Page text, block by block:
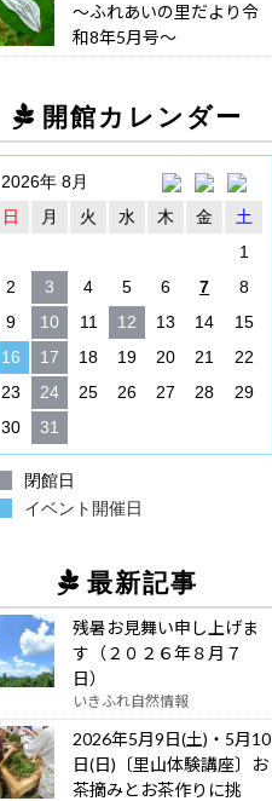
～ふれあいの里だより令
和8年5月号～
開館カレンダー
2026年 8月
日
月 火 水 木 金
土
1
2
3 4 5 6 7
8
9
10 11 12 13 14
15
16
17 18 19 20 21
22
23
24 25 26 27 28
29
30
31
閉館日
イベント開催日
最新記事
残暑お見舞い申し上げま
す（２０２６年８月７
日）
いきふれ自然情報
2026年5月9日(土)・5月10
日(日)〔里山体験講座〕お
茶摘みとお茶作りに挑